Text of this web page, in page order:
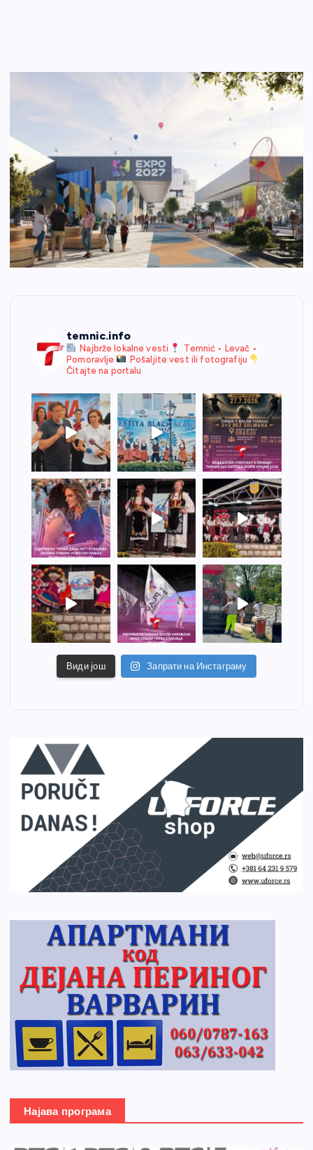
temnic.info
Najbrže lokalne vesti
Temnić • Levač •
Pomoravlje
Pošaljite vest ili fotografiju
Čitajte na portalu
Види још Запрати на Инстаграму
Најава програма